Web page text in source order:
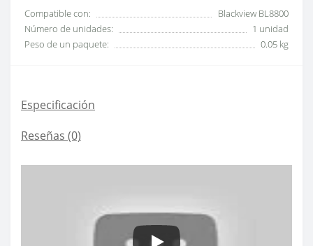
Compatible con:
Blackview BL8800
Número de unidades:
1 unidad
Peso de un paquete:
0.05 kg
Especificación
Reseñas (0)